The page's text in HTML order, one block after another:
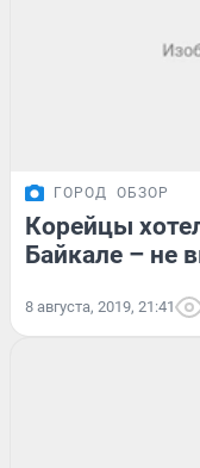
ГОРОД ОБЗОР
Корейцы
Байкале – не
8 августа, 2019, 21:41